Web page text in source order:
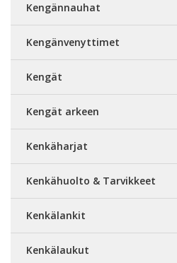
Kengännauhat
Kengänvenyttimet
Kengät
Kengät arkeen
Kenkäharjat
Kenkähuolto & Tarvikkeet
Kenkälankit
Kenkälaukut